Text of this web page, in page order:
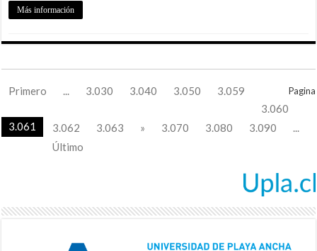
Más información
Pagina
Primero ... 3.030 3.040 3.050
3.059
3.060
3.061
3.062 3.063 » 3.070 3.080 3.090
...
Último